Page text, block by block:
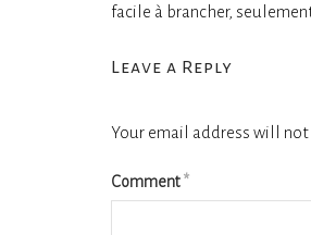
facile à brancher,
Leave a Reply
Your email address will not
Comment*